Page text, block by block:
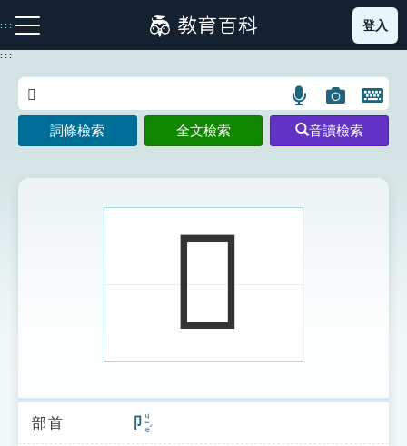
到
主
:::
注音索引圖示 筆畫索引圖示 部首索引表圖示
索引選單
登入
:::
語
言
搜
示
圖
片
搜
開
鍵
圖
詞條檢索 全文檢索 音讀檢索
𠨟
部首 卩 ㄐㄧㄝˊ